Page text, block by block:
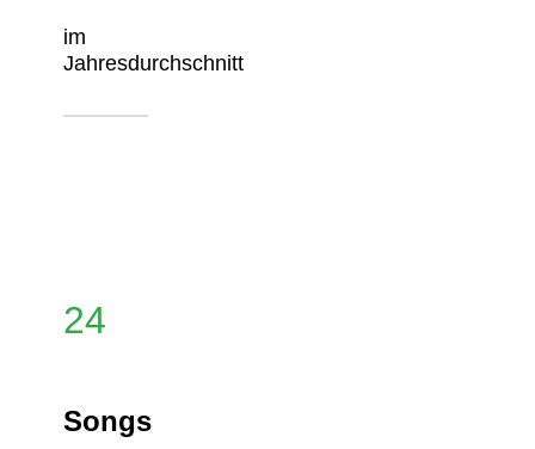
im
Jahresdurchschnitt
24
Songs